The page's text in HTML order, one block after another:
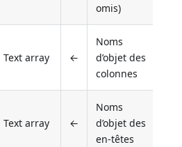
omis)
Text array ←
Noms
d’objet des
colonnes
Text array ←
Noms
d’objet des
en-têtes